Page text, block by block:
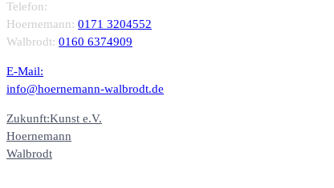
Telefon:
Hoernemann: 0171 3204552
Walbrodt: 0160 6374909
E-Mail:
info@hoernemann-walbrodt.de
Zukunft:Kunst e.V.
Hoernemann
Walbrodt